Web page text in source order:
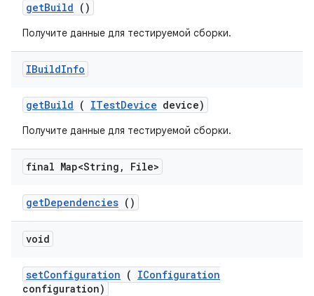
getBuild ()
Получите данные для тестируемой сборки.
IBuildInfo
getBuild ( ITestDevice device)
Получите данные для тестируемой сборки.
final Map<String , File>
getDependencies ()
void
setConfiguration ( IConfiguration
configuration)